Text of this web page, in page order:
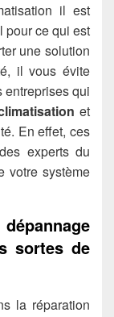
il est
pour ce qui est
une solution
il vous évite
entreprises qui
et
En effet, ces
experts du
votre système
sortes de
la réparation